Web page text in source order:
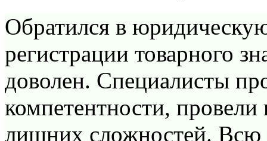
Обратился в
регистрации товарного
доволен. Специалисты
компетентности,
лишних сложностей. Всю